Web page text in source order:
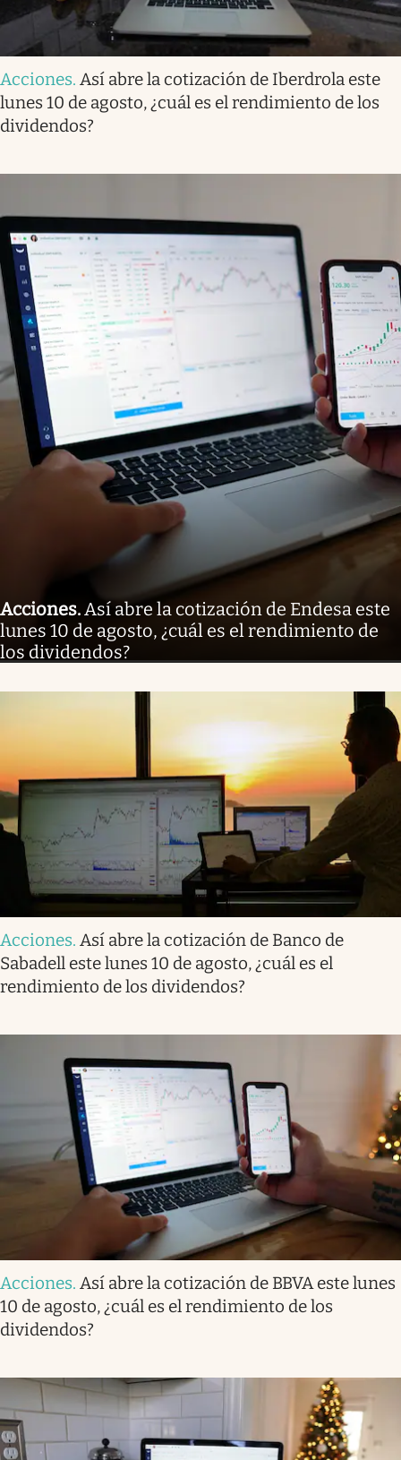
Acciones. Así abre la cotización de Iberdrola este
lunes 10 de agosto, ¿cuál es el rendimiento de los
dividendos?
Acciones.Así abre la cotización de Endesa este
lunes 10 de agosto, ¿cuál es el rendimiento de
los dividendos?
Acciones. Así abre la cotización de Banco de
Sabadell este lunes 10 de agosto, ¿cuál es el
rendimiento de los dividendos?
Acciones. Así abre la cotización de BBVA este lunes
10 de agosto, ¿cuál es el rendimiento de los
dividendos?